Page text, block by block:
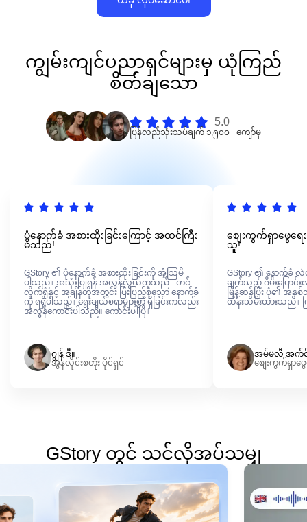
ကျွမ်းကျင်ပညာရှင်များမှ ယုံကြည်
စိတ်ချသော
5.0
ပြန်လည်သုံးသပ်ချက် ၁,၅၀၀+ ကျော်မှ
ပုံနောက်ခံ အစားထိုးခြင်းကြောင့် အထင်ကြီး
မိသည်!
GStory ၏ ပုံနောက်ခံ အစားထိုးခြင်းကို အံ့သြမိ
ပါသည်။ အသုံးပြုရန် အလွန်လွယ်ကူသည် - တင်
လိုက်ရုံနှင့် အချိန်တိုအတွင်း ပြီးပြည့်စုံသော နောက်ခံ
ကို ရရှိပါသည်။ ရွေးချယ်စရာများစွာ ရှိခြင်းကလည်း
အလွန်ကောင်းပါသည်။ ကောင်းပါပြီ။
ဂျွန် ဒီ။
အွန်လိုင်းစတိုး ပိုင်ရှင်
စျေးကွက်ရှာဖွေရ
သူ!
GStory ၏ နောက်ခံ
ချက်သည် ဂိမ်းပြောင်
မြန်ဆန်ပြီး ပုံ၏ အနှ
ထိန်းသိမ်းထားသည်။
အမ်မလီ အက်
စျေးကွက်ရှာဖွ
GStory တွင် သင်လိုအပ်သမျှ